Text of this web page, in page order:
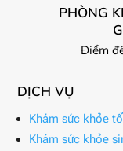
PHÒNG
Điểm
DỊCH VỤ
Khám sức khỏe
Khám sức khỏe